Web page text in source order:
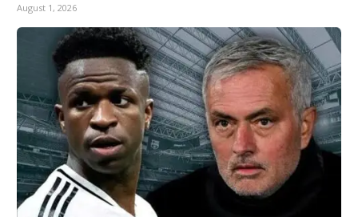
August 1, 2026